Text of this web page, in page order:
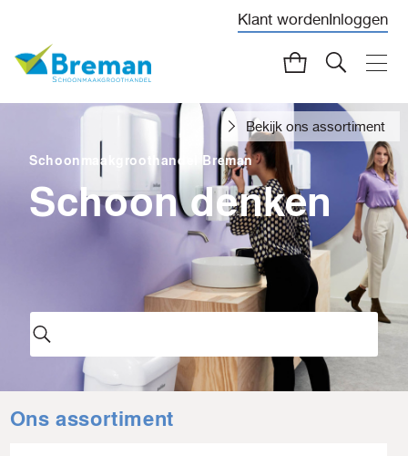
Klant wordenInloggen
Schoonmaakgroothandel Breman
Schoon denken
Bekijk ons assortiment
Ons assortiment